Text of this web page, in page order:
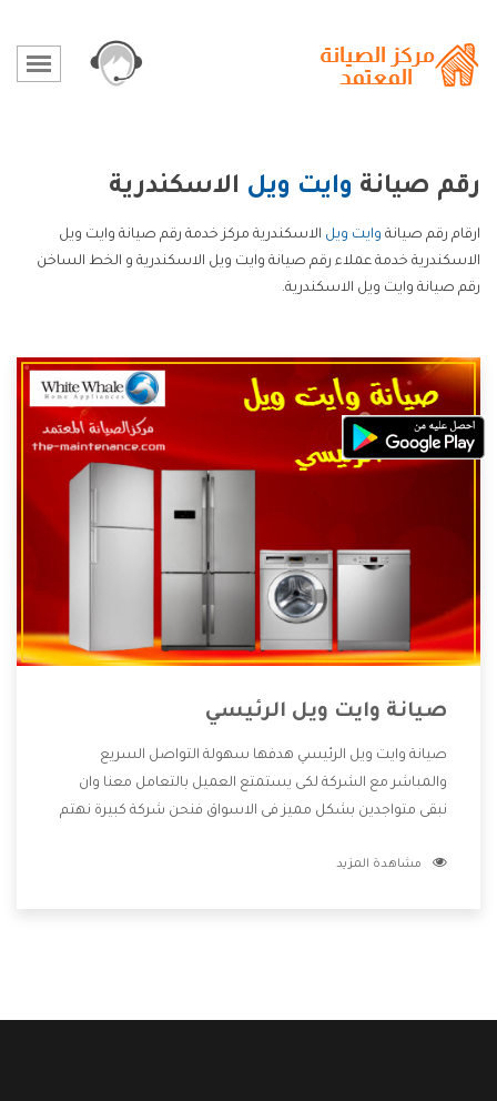
رقم صيانة وايت ويل الاسكندرية
ارقام رقم صيانة وايت ويل الاسكندرية مركز خدمة رقم صيانة وايت ويل
الاسكندرية خدمة عملاء رقم صيانة وايت ويل الاسكندرية و الخط الساخن
رقم صيانة وايت ويل الاسكندرية.
صيانة وايت ويل الرئيسي
صيانة وايت ويل الرئيسي هدفها سهولة التواصل السريع
والمباشر مع الشركة لكى يستمتع العميل بالتعامل معنا وان
نبقى متواجدين بشكل مميز فى الاسواق فنحن شركة كبيرة نهتم
الشركة بها والتى تكون منها خدمة الصيانة التى تكون من أهم
مشاهدة المزيد